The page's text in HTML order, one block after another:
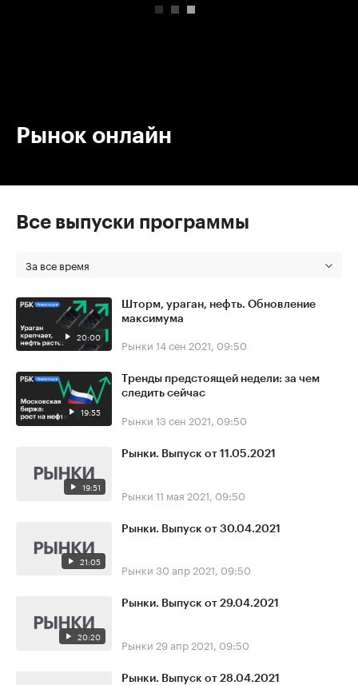
Рынок онлайн
Все выпуски программы
За все время
20:00
Шторм, ураган, нефть. Обновление
максимума
Рынки 14 сен 2021, 09:50
19:55
Тренды предстоящей недели: за чем
следить сейчас
Рынки 13 сен 2021, 09:50
19:51
Рынки. Выпуск от 11.05.2021
Рынки 11 мая 2021, 09:50
21:05
Рынки. Выпуск от 30.04.2021
Рынки 30 апр 2021, 09:50
20:20
Рынки. Выпуск от 29.04.2021
Рынки 29 апр 2021, 09:50
Рынки. Выпуск от 28.04.2021